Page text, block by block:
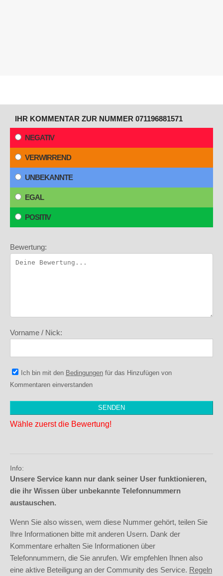
IHR KOMMENTAR ZUR NUMMER 071196881571
NEGATIV
VERWIRREND
UNBEKANNTE
EGAL
POSITIV
Bewertung:
Vorname / Nick:
Ich bin mit den Bedingungen für das Hinzufügen von
Kommentaren einverstanden
Wähle zuerst die Bewertung!
Info:
Unsere Service kann nur dank seiner User funktionieren,
die ihr Wissen über unbekannte Telefonnummern
austauschen.
Wenn Sie also wissen, wem diese Nummer gehört, teilen Sie
Ihre Informationen bitte mit anderen Usern. Dank der
Kommentare erhalten Sie Informationen über
Telefonnummern, die Sie anrufen. Wir empfehlen Ihnen also
eine aktive Beteiligung an der Community des Service. Regeln